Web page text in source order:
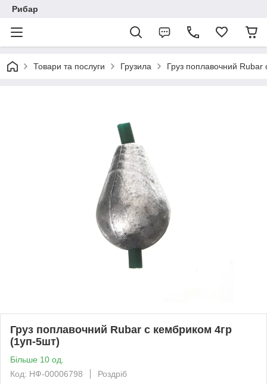
Рибар
Товари та послуги Грузила Груз поплавочний
Груз поплавочний Rubar с кембриком 4гр
(1уп-5шт)
Більше 10 од.
Код: НФ-00006798
Роздріб